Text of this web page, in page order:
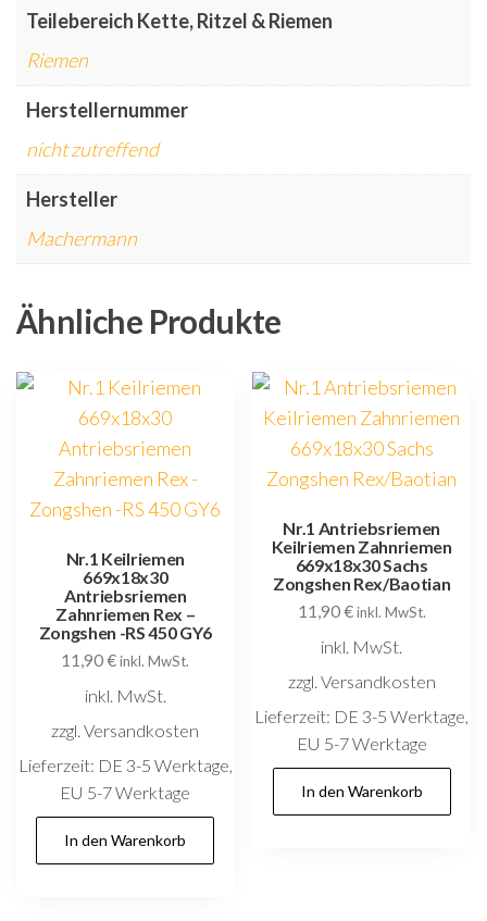
Teilebereich Kette, Ritzel & Riemen
Riemen
Herstellernummer
nicht zutreffend
Hersteller
Machermann
Ähnliche Produkte
Nr.1 Keilriemen
669x18x30
Antriebsriemen
Zahnriemen Rex –
Zongshen -RS 450 GY6
11,90€ inkl. MwSt.
inkl. MwSt.
zzgl. Versandkosten
Lieferzeit: DE 3-5 Werktage,
EU 5-7 Werktage
In den Warenkorb
Nr.1 Antriebsriemen
Keilriemen Zahnriemen
669x18x30 Sachs
Zongshen Rex/Baotian
11,90€ inkl. MwSt.
inkl. MwSt.
zzgl. Versandkosten
Lieferzeit: DE 3-5 Werktage,
EU 5-7 Werktage
In den Warenkorb